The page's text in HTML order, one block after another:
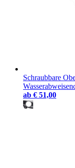
Schraubbare
ab € 51,00